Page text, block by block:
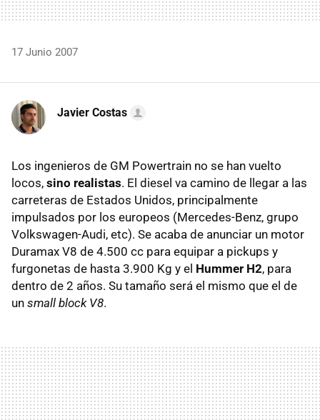
17 Junio 2007
Javier Costas
Los ingenieros de GM Powertrain no se han vuelto
locos, sino realistas. El diesel va camino de llegar a las
carreteras de Estados Unidos, principalmente
impulsados por los europeos (Mercedes-Benz, grupo
Volkswagen-Audi, etc). Se acaba de anunciar un motor
Duramax V8 de 4.500 cc para equipar a pickups y
furgonetas de hasta 3.900 Kg y el Hummer H2, para
dentro de 2 años. Su tamaño será el mismo que el de
un small block V8.